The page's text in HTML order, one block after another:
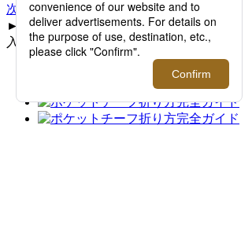
次へ
►パフドも覚えましょう！ / 4. ポケットに
入れて調節する